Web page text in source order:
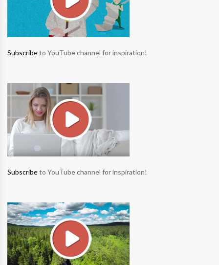
Subscribeto YouTube channel for inspiration!
Subscribeto YouTube channel for inspiration!